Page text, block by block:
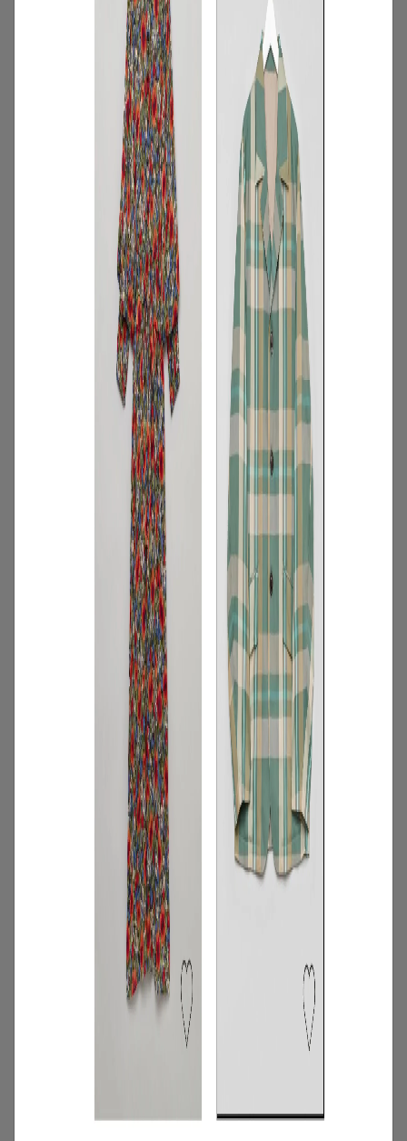
2026.07.16
ニュース
【夏限定】短く借りて、たくさん楽し
む。短期レンタルキャンペーン開催
2026.06.01